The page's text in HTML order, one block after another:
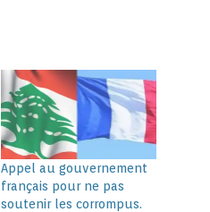
Appel au gouvernement
français pour ne pas
soutenir les corrompus.